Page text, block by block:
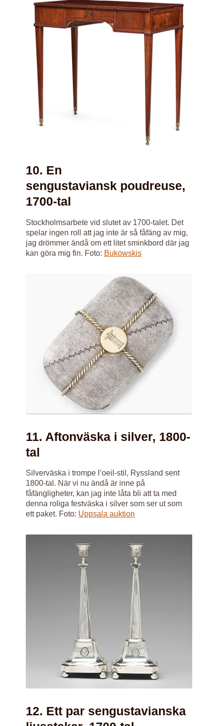
10. En
sengustaviansk poudreuse,
1700-tal
Stockholmsarbete vid slutet av 1700-talet. Det
spelar ingen roll att jag inte är så fåfäng av mig,
jag drömmer ändå om ett litet sminkbord där jag
kan göra mig fin. Foto: Bukowskis
11. Aftonväska i silver, 1800-
tal
Silverväska i trompe l’oeil-stil, Ryssland sent
1800-tal. När vi nu ändå är inne på
fåfängligheter, kan jag inte låta bli att ta med
denna roliga festväska i silver som ser ut som
ett paket. Foto: Uppsala auktion
12. Ett par sengustavianska